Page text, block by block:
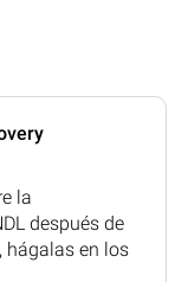
la
después de
hágalas en los